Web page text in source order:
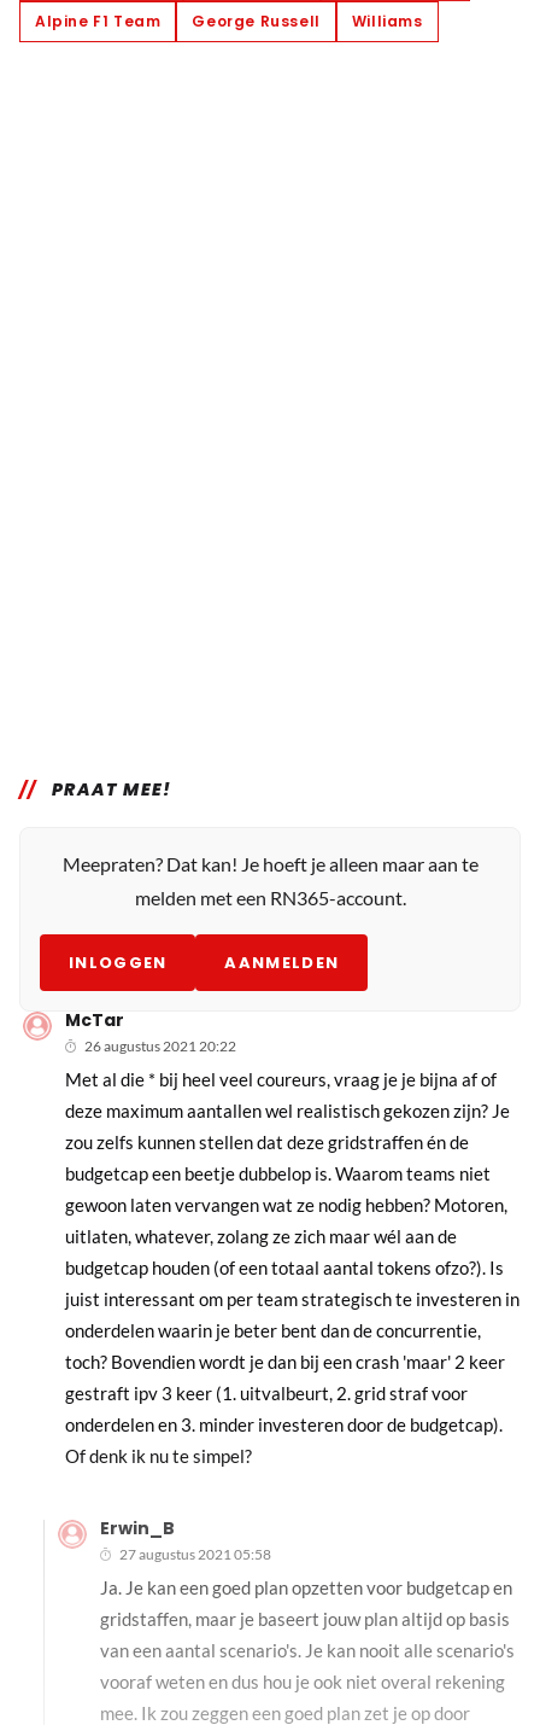
Alpine F1 Team
George Russell Williams
PRAAT MEE!
Meepraten? Dat kan! Je hoeft je alleen maar aan te
melden met een RN365-account.
INLOGGEN AANMELDEN
McTar
26 augustus 2021 20:22
Met al die * bij heel veel coureurs, vraag je je bijna af of
deze maximum aantallen wel realistisch gekozen zijn? Je
zou zelfs kunnen stellen dat deze gridstraffen én de
budgetcap een beetje dubbelop is. Waarom teams niet
gewoon laten vervangen wat ze nodig hebben? Motoren,
uitlaten, whatever, zolang ze zich maar wél aan de
budgetcap houden (of een totaal aantal tokens ofzo?). Is
juist interessant om per team strategisch te investeren in
onderdelen waarin je beter bent dan de concurrentie,
toch? Bovendien wordt je dan bij een crash 'maar' 2 keer
gestraft ipv 3 keer (1. uitvalbeurt, 2. grid straf voor
onderdelen en 3. minder investeren door de budgetcap).
Of denk ik nu te simpel?
Erwin_B
27 augustus 2021 05:58
Ja. Je kan een goed plan opzetten voor budgetcap en
gridstaffen, maar je baseert jouw plan altijd op basis
van een aantal scenario's. Je kan nooit alle scenario's
vooraf weten en dus hou je ook niet overal rekening
mee. Ik zou zeggen een goed plan zet je op door